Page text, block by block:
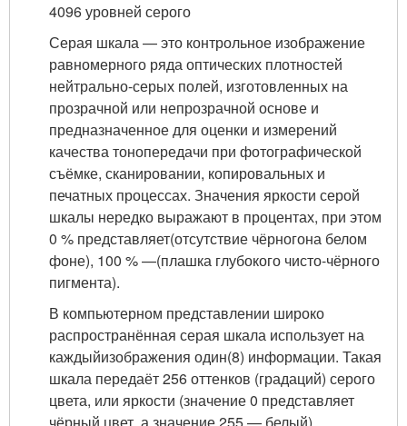
4096 уровней серого
Серая шкала — это контрольное изображение
равномерного ряда оптических плотностей
нейтрально-серых полей, изготовленных на
прозрачной или непрозрачной основе и
предназначенное для оценки и измерений
качества тонопередачи при фотографической
съёмке, сканировании, копировальных и
печатных процессах. Значения яркости серой
шкалы нередко выражают в процентах, при этом
0 % представляет(отсутствие чёрногона белом
фоне), 100 % —(плашка глубокого чисто-чёрного
пигмента).
В компьютерном представлении широко
распространённая серая шкала использует на
каждыйизображения один(8) информации. Такая
шкала передаёт 256 оттенков (градаций) серого
цвета, или яркости (значение 0 представляет